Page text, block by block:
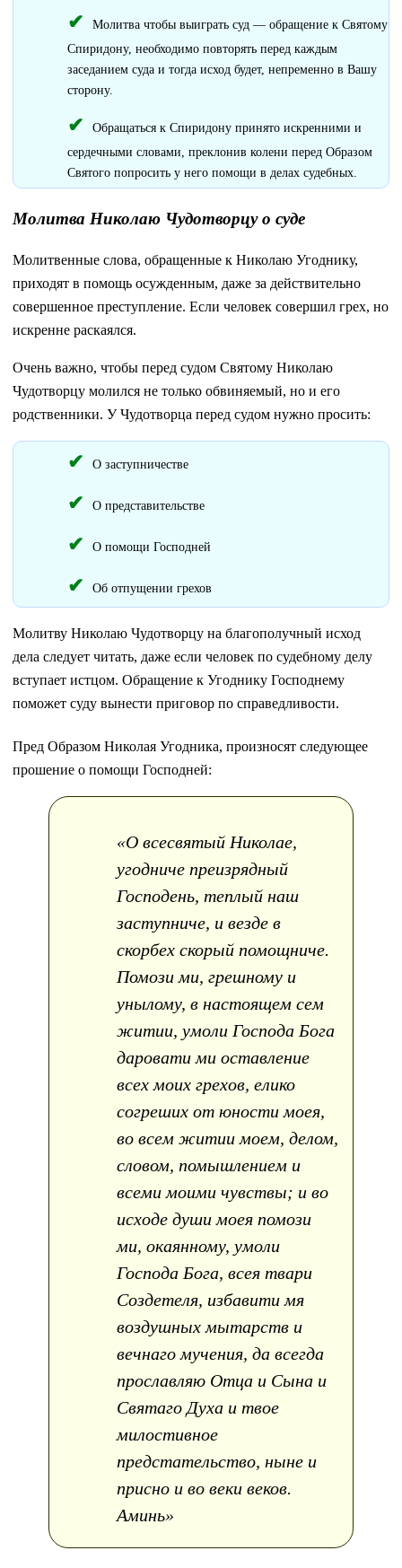
Молитва чтобы выиграть суд — обращение к Святому
Спиридону, необходимо повторять перед каждым
заседанием суда и тогда исход будет, непременно в Вашу
сторону.
Обращаться к Спиридону принято искренними и
сердечными словами, преклонив колени перед Образом
Святого попросить у него помощи в делах судебных.
Молитва Николаю Чудотворцу о суде
Молитвенные слова, обращенные к Николаю Угоднику,
приходят в помощь осужденным, даже за действительно
совершенное преступление. Если человек совершил грех, но
искренне раскаялся.
Очень важно, чтобы перед судом Святому Николаю
Чудотворцу молился не только обвиняемый, но и его
родственники. У Чудотворца перед судом нужно просить:
О заступничестве
О представительстве
О помощи Господней
Об отпущении грехов
Молитву Николаю Чудотворцу на благополучный исход
дела следует читать, даже если человек по судебному делу
вступает истцом. Обращение к Угоднику Господнему
поможет суду вынести приговор по справедливости.
Пред Образом Николая Угодника, произносят следующее
прошение о помощи Господней:
«О всесвятый Николае,
угодниче преизрядный
Господень, теплый наш
заступниче, и везде в
скорбех скорый помощниче.
Помози ми, грешному и
унылому, в настоящем сем
житии, умоли Господа Бога
даровати ми оставление
всех моих грехов, елико
согреших от юности моея,
во всем житии моем, делом,
словом, помышлением и
всеми моими чувствы; и во
исходе души моея помози
ми, окаянному, умоли
Господа Бога, всея твари
Создетеля, избавити мя
воздушных мытарств и
вечнаго мучения, да всегда
прославляю Отца и Сына и
Святаго Духа и твое
милостивное
предстательство, ныне и
присно и во веки веков.
Аминь»